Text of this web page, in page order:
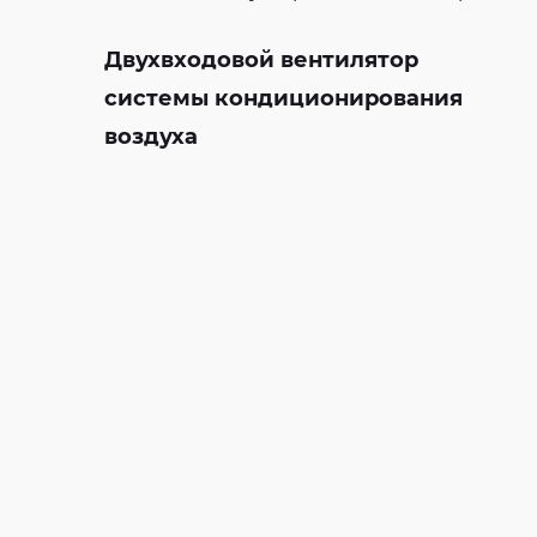
Двухвходовой вентилятор
системы кондиционирования
воздуха